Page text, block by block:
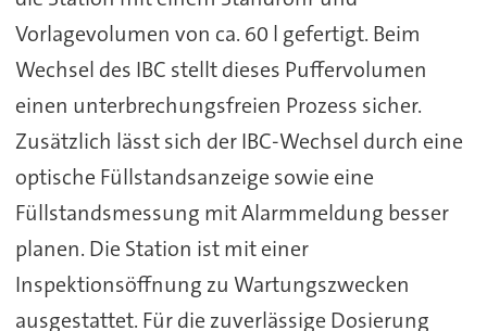
Vorlagevolumen von ca. 60 l gefertigt. Beim
Wechsel des IBC stellt dieses Puffervolumen
einen unterbrechungsfreien Prozess sicher.
Zusätzlich lässt sich der IBC-Wechsel durch eine
optische Füllstandsanzeige sowie eine
Füllstandsmessung mit Alarmmeldung besser
planen. Die Station ist mit einer
Inspektionsöffnung zu Wartungszwecken
ausgestattet. Für die zuverlässige Dosierung